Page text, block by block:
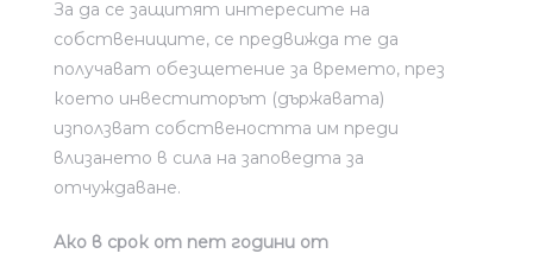
За да се защитят интересите на
собствениците, се предвижда те да
получават обезщетение за времето, през
което инвеститорът (държавата)
използват собствеността им преди
влизането в сила на заповедта за
отчуждаване.
Ако в срок от пет години от